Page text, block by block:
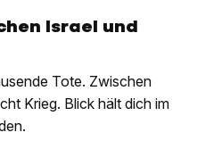
Israel und
Tote. Zwischen
Krieg. Blick hält dich im